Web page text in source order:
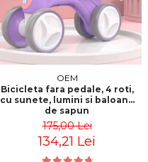
OEM
Bicicleta fara pedale, 4 roti,
cu sunete, lumini si baloane
de sapun
175,00 Lei
134,21 Lei